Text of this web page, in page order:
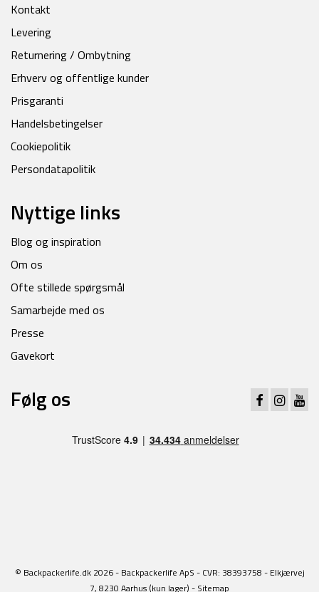
Kontakt
Levering
Returnering / Ombytning
Erhverv og offentlige kunder
Prisgaranti
Handelsbetingelser
Cookiepolitik
Persondatapolitik
Nyttige links
Blog og inspiration
Om os
Ofte stillede spørgsmål
Samarbejde med os
Presse
Gavekort
Følg os
© Backpackerlife.dk 2026 - Backpackerlife ApS - CVR: 38393758 - Elkjærvej
7, 8230 Aarhus (kun lager) - Sitemap